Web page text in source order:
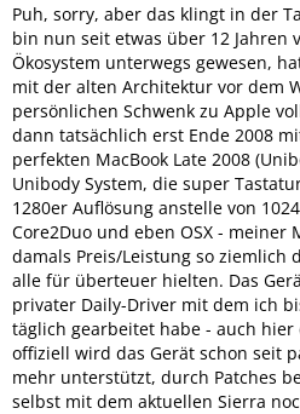
Puh, sorry, aber das klingt in der
bin nun seit etwas über 12 Jahren
Ökosystem unterwegs gewesen,
mit der alten Architektur vor dem
persönlichen Schwenk zu Apple
dann tatsächlich erst Ende 2008
perfekten MacBook Late 2008
Unibody System, die super
1280er Auflösung anstelle von
Core2Duo und eben OSX - meiner
damals Preis/Leistung so ziemlich
alle für überteuer hielten. Das
privater Daily-Driver mit dem ich
täglich gearbeitet habe - auch
offiziell wird das Gerät schon seit
mehr unterstützt, durch Patches
selbst mit dem aktuellen Sierra